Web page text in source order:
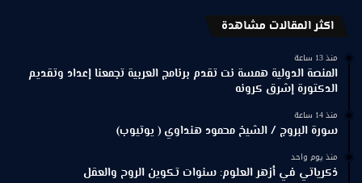
اكثر المقالات مشاهدة
منذ 13 ساعة
المنصة الدولية همسة نت تقدم برنامج العربية تجمعنا إعداد وتقديم
الدكتورة إشرق كرونه
منذ 14 ساعة
سورة البروج / الشيخ محمود هنداوي ( يوتيوب)
منذ يوم واحد
ذكرياتي في أزهر العلوم: سنوات تكوين الروح والعقل